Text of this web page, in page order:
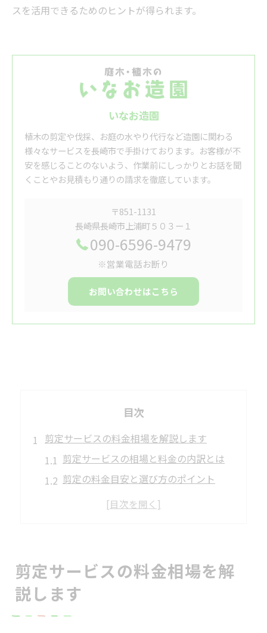
スを活用できるためのヒントが得られます。
いなお造園
植木の剪定や伐採、お庭の水やり代行など造園に関わる
様々なサービスを長崎市で手掛けております。お客様が不
安を感じることのないよう、作業前にしっかりとお話を聞
くことやお見積もり通りの請求を徹底しています。
〒851-1131
長崎県長崎市上浦町５０３ー１
090-6596-9479
※営業電話お断り
お問い合わせはこちら
目次
剪定サービスの料金相場を解説します
剪定サービスの相場と料金の内訳とは
剪定の料金目安と選び方のポイント
庭木剪定の相場感を正しく知る方法
安心して剪定を依頼する選び方の極意
安心できる剪定サービス選びの基準
信頼できる剪定業者の見極め方とは
剪定依頼で後悔しないポイントを解説
剪定サービスの料金相場を解
説します